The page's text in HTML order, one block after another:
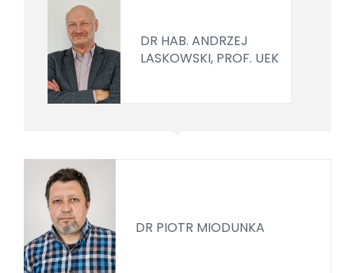
DR HAB. ANDRZEJ
LASKOWSKI, PROF. UEK
DR PIOTR MIODUNKA